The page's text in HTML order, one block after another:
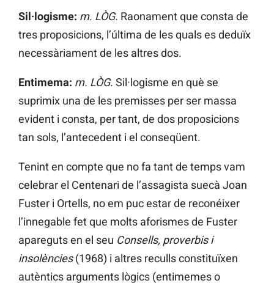
Sil·logisme: m. LÒG. Raonament que consta de
tres proposicions, l’última de les quals es deduïx
necessàriament de les altres dos.
Entimema: m. LÒG. Sil·logisme en què se
suprimix una de les premisses per ser massa
evident i consta, per tant, de dos proposicions
tan sols, l’antecedent i el conseqüent.
Tenint en compte que no fa tant de temps vam
celebrar el Centenari de l’assagista suecà Joan
Fuster i Ortells, no em puc estar de reconéixer
l’innegable fet que molts aforismes de Fuster
apareguts en el seu Consells, proverbis i
insolències(1968) i altres reculls constituïxen
autèntics arguments lògics (entimemes o